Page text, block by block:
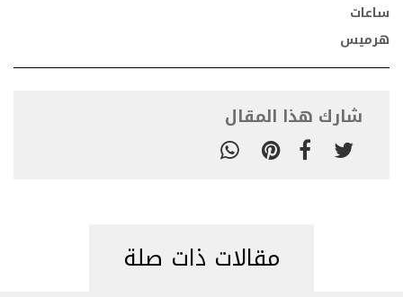
ساعات
هرميس
شارك هذا المقال
مقالات ذات صلة